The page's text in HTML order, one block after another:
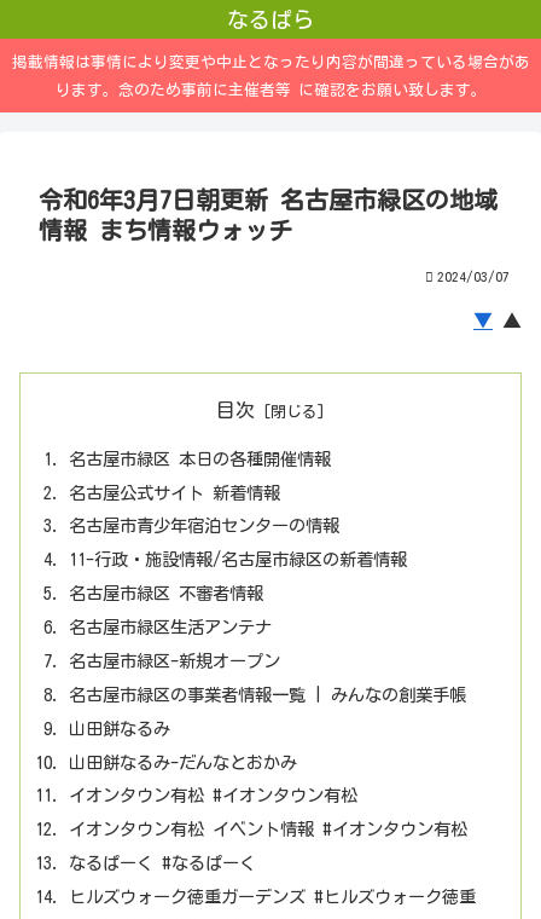
なるぱら
掲載情報は事情により変更や中止となったり内容が間違っている場合があ
ります。念のため事前に主催者等 に確認をお願い致します。
令和6年3月7日朝更新 名古屋市緑区の地域
情報 まち情報ウォッチ
2024/03/07
▼ ▲
目次
名古屋市緑区 本日の各種開催情報
名古屋公式サイト 新着情報
名古屋市青少年宿泊センターの情報
11-行政・施設情報/名古屋市緑区の新着情報
名古屋市緑区 不審者情報
名古屋市緑区生活アンテナ
名古屋市緑区-新規オープン
名古屋市緑区の事業者情報一覧 | みんなの創業手帳
山田餅なるみ
山田餅なるみ-だんなとおかみ
イオンタウン有松 #イオンタウン有松
イオンタウン有松 イベント情報 #イオンタウン有松
なるぱーく #なるぱーく
ヒルズウォーク徳重ガーデンズ #ヒルズウォーク徳重